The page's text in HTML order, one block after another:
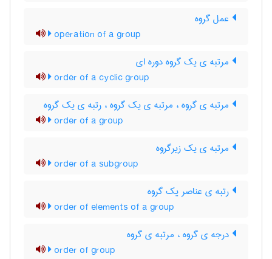
عمل گروه
operation of a group
مرتبه ی یک گروه دوره ای
order of a cyclic group
مرتبه ی گروه ، مرتبه ی یک گروه ، رتبه ی یک گروه
order of a group
مرتبه ی یک زیرگروه
order of a subgroup
رتبه ی عناصر یک گروه
order of elements of a group
درجه ی گروه ، مرتبه ی گروه
order of group